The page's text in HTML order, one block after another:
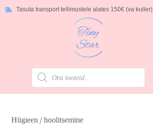
Tasuta transport tellimustele alates 150€ (va kuller)
Hügieen/hoolitsemine